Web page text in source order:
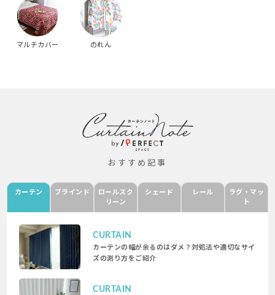
マルチカバー のれん
おすすめ記事
カーテン ブラインド
ロールスク
リーン
シェード レール
ラグ・マッ
ト
CURTAIN
カーテンの幅が余るのはダメ？対処法や適切なサイ
ズの測り方をご紹介
CURTAIN